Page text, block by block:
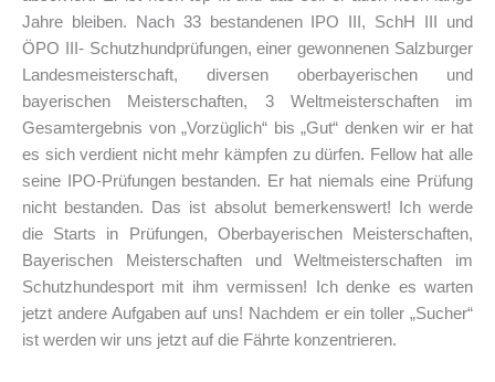
Jahre bleiben. Nach 33 bestandenen IPO III, SchH III und
ÖPO III- Schutzhundprüfungen, einer gewonnenen Salzburger
Landesmeisterschaft, diversen oberbayerischen und
bayerischen Meisterschaften, 3 Weltmeisterschaften im
Gesamtergebnis von „Vorzüglich“ bis „Gut“ denken wir er hat
es sich verdient nicht mehr kämpfen zu dürfen. Fellow hat alle
seine IPO-Prüfungen bestanden. Er hat niemals eine Prüfung
nicht bestanden. Das ist absolut bemerkenswert! Ich werde
die Starts in Prüfungen, Oberbayerischen Meisterschaften,
Bayerischen Meisterschaften und Weltmeisterschaften im
Schutzhundesport mit ihm vermissen! Ich denke es warten
jetzt andere Aufgaben auf uns! Nachdem er ein toller „Sucher“
ist werden wir uns jetzt auf die Fährte konzentrieren.